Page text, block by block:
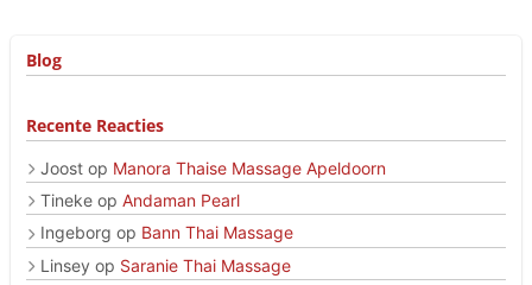
Blog
Recente Reacties
Joost op Manora Thaise Massage Apeldoorn
Tineke op Andaman Pearl
Ingeborg op Bann Thai Massage
Linsey op Saranie Thai Massage